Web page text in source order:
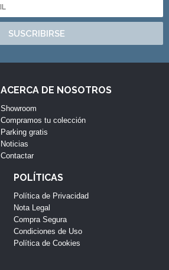
SUSCRIBIRSE
ACERCA DE NOSOTROS
Showroom
Compramos tu colección
Parking gratis
Noticias
Contactar
POLÍTICAS
Política de Privacidad
Nota Legal
Compra Segura
Condiciones de Uso
Política de Cookies